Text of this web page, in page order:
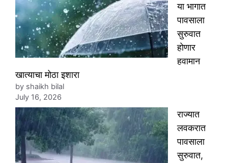
या भागात
पावसाला
सुरुवात
होणार
हवामान
खात्याचा मोठा इशारा
by shaikh bilal
July 16, 2026
राज्यात
लवकरात
पावसाला
सुरुवात,